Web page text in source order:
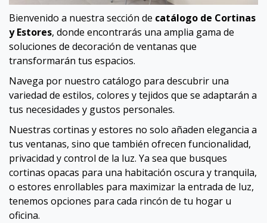
Bienvenido a nuestra sección de catálogo de Cortinas
y Estores, donde encontrarás una amplia gama de
soluciones de decoración de ventanas que
transformarán tus espacios.
Navega por nuestro catálogo para descubrir una
variedad de estilos, colores y tejidos que se adaptarán a
tus necesidades y gustos personales.
Nuestras cortinas y estores no solo añaden elegancia a
tus ventanas, sino que también ofrecen funcionalidad,
privacidad y control de la luz. Ya sea que busques
cortinas opacas para una habitación oscura y tranquila,
o estores enrollables para maximizar la entrada de luz,
tenemos opciones para cada rincón de tu hogar u
oficina.